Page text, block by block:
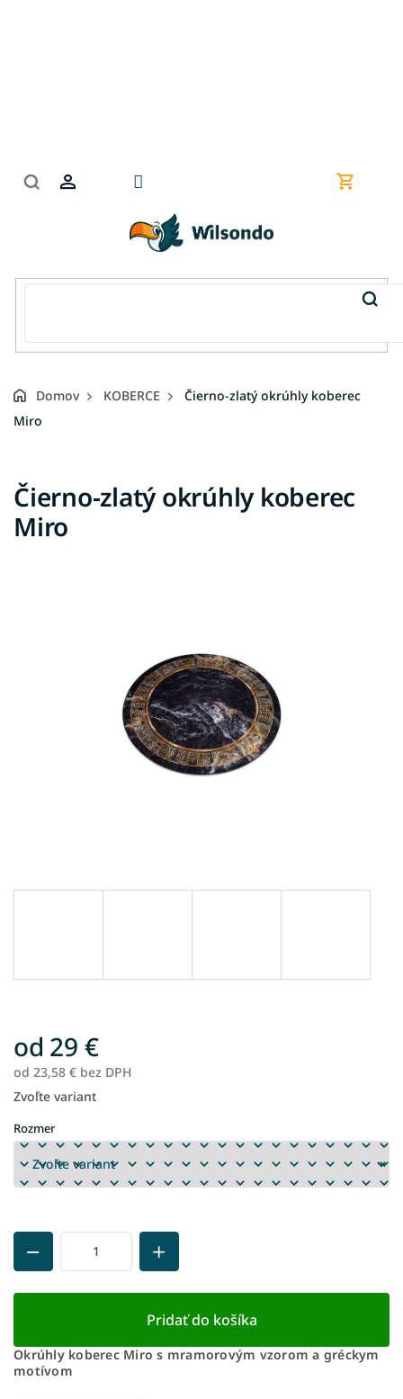
Domov KOBERCE
Čierno-zlatý okrúhly koberec
Miro
Čierno-zlatý okrúhly koberec
Miro
od 29 €
od 23,58 € bez DPH
Jednotková
Zvoľte variant
Rozmer
Pridať do košíka
Okrúhly koberec Miro s mramorovým vzorom a gréckym
motívom